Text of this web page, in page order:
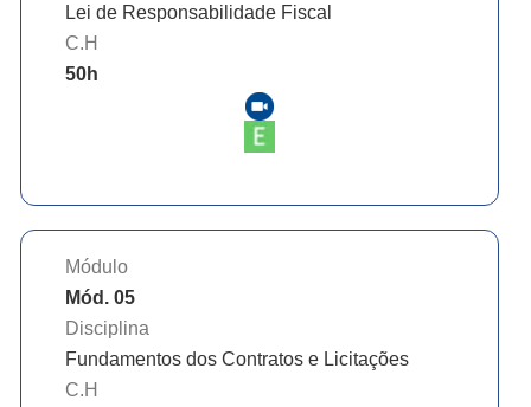
Lei de Responsabilidade Fiscal
C.H
50h
Módulo
Mód. 05
Disciplina
Fundamentos dos Contratos e Licitações
C.H